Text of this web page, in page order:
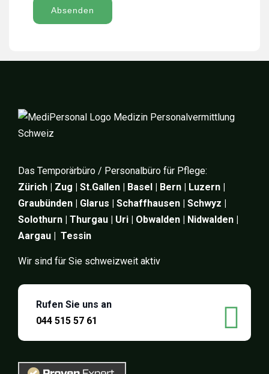
Absenden
Das Temporärbüro / Personalbüro für Pflege:
Zürich | Zug | St.Gallen | Basel | Bern | Luzern |
Graubünden | Glarus | Schaffhausen | Schwyz |
Solothurn | Thurgau | Uri | Obwalden | Nidwalden |
Aargau | Tessin
Wir sind für Sie schweizweit aktiv
Rufen Sie uns an
044 515 57 61